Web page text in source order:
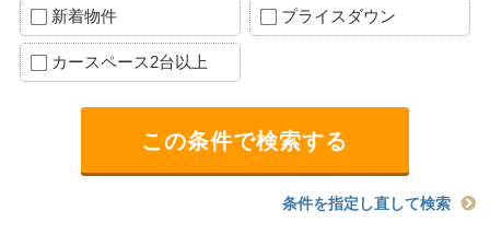
新着物件 プライスダウン
カースペース2台以上
条件を指定し直して検索